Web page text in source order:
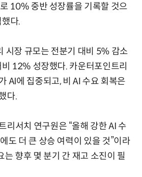
10% 중반 성장률을 기록할 것으
다.
시장 규모는 전분기 대비 5% 감소
12% 성장했다. 카운터포인트리
AI에 집중되고, 비 AI 수요 회복은
다.
리서치 연구원은 “올해 강한 AI 수
도 더 큰 상승 여력이 있을 것”이라
는 향후 몇 분기 간 재고 소진이 필